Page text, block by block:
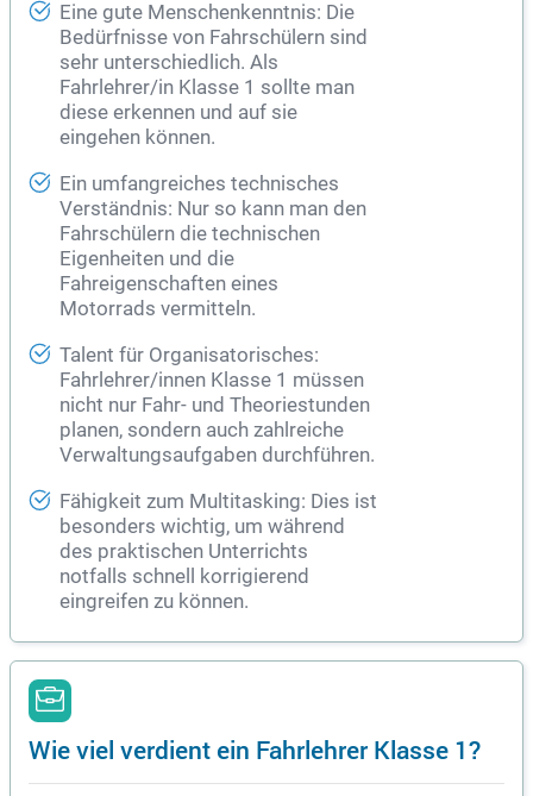
Eine gute Menschenkenntnis: Die
Bedürfnisse von Fahrschülern sind
sehr unterschiedlich. Als
Fahrlehrer/in Klasse 1 sollte man
diese erkennen und auf sie
eingehen können.
Ein umfangreiches technisches
Verständnis: Nur so kann man den
Fahrschülern die technischen
Eigenheiten und die
Fahreigenschaften eines
Motorrads vermitteln.
Talent für Organisatorisches:
Fahrlehrer/innen Klasse 1 müssen
nicht nur Fahr- und Theoriestunden
planen, sondern auch zahlreiche
Verwaltungsaufgaben durchführen.
Fähigkeit zum Multitasking: Dies ist
besonders wichtig, um während
des praktischen Unterrichts
notfalls schnell korrigierend
eingreifen zu können.
Wie viel verdient ein Fahrlehrer Klasse 1?